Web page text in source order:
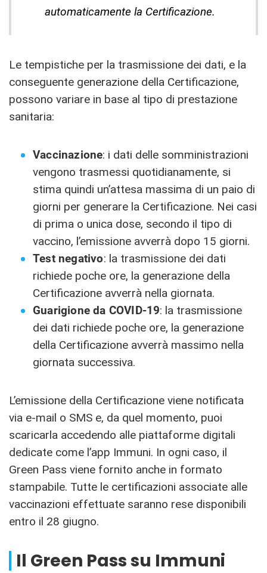
automaticamente la Certificazione.
Le tempistiche per la trasmissione dei dati, e la
conseguente generazione della Certificazione,
possono variare in base al tipo di prestazione
sanitaria:
Vaccinazione: i dati delle somministrazioni
vengono trasmessi quotidianamente, si
stima quindi un’attesa massima di un paio di
giorni per generare la Certificazione. Nei casi
di prima o unica dose, secondo il tipo di
vaccino, l’emissione avverrà dopo 15 giorni.
Test negativo: la trasmissione dei dati
richiede poche ore, la generazione della
Certificazione avverrà nella giornata.
Guarigione da COVID-19: la trasmissione
dei dati richiede poche ore, la generazione
della Certificazione avverrà massimo nella
giornata successiva.
L’emissione della Certificazione viene notificata
via e-mail o SMS e, da quel momento, puoi
scaricarla accedendo alle piattaforme digitali
dedicate come l’app Immuni. In ogni caso, il
Green Pass viene fornito anche in formato
stampabile. Tutte le certificazioni associate alle
vaccinazioni effettuate saranno rese disponibili
entro il 28 giugno.
Il Green Pass su Immuni